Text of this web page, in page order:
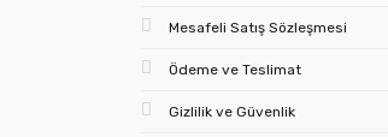
Mesafeli Satış Sözleşmesi
Ödeme ve Teslimat
Gizlilik ve Güvenlik